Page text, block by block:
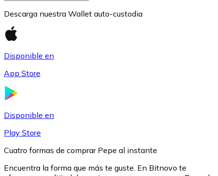
Descarga nuestra Wallet auto-custodia
Disponible en
App Store
Disponible en
Play Store
Cuatro formas de comprar Pepe al instante
Encuentra la forma que más te guste. En Bitnovo te